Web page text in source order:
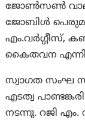
ജോൺസൺ
ജോബിൾ
എം.വർഗ്ഗീസ്,
കൈതവന
സ്വാഗത സംഘ
എടത്വ
നടന്നു. റജി എം.